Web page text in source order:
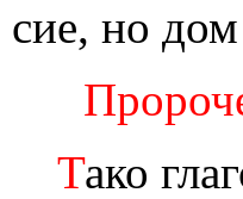
сие, но
Тако